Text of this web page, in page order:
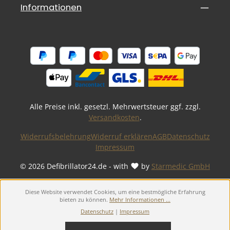
Informationen
Alle Preise inkl. gesetzl. Mehrwertsteuer ggf. zzgl.
Versandkosten.
© 2026 Defibrillator24.de - with by Starmedic GmbH
WiderrufsbelehrungWiderruf erklärenAGBDatenschutz
Impressum
Diese Website verwendet Cookies, um eine bestmögliche Erfahrung
bieten zu können. Mehr Informationen ...
Datenschutz | Impressum